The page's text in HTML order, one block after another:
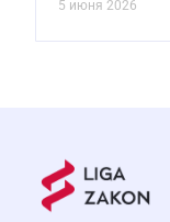
5 июня 2026